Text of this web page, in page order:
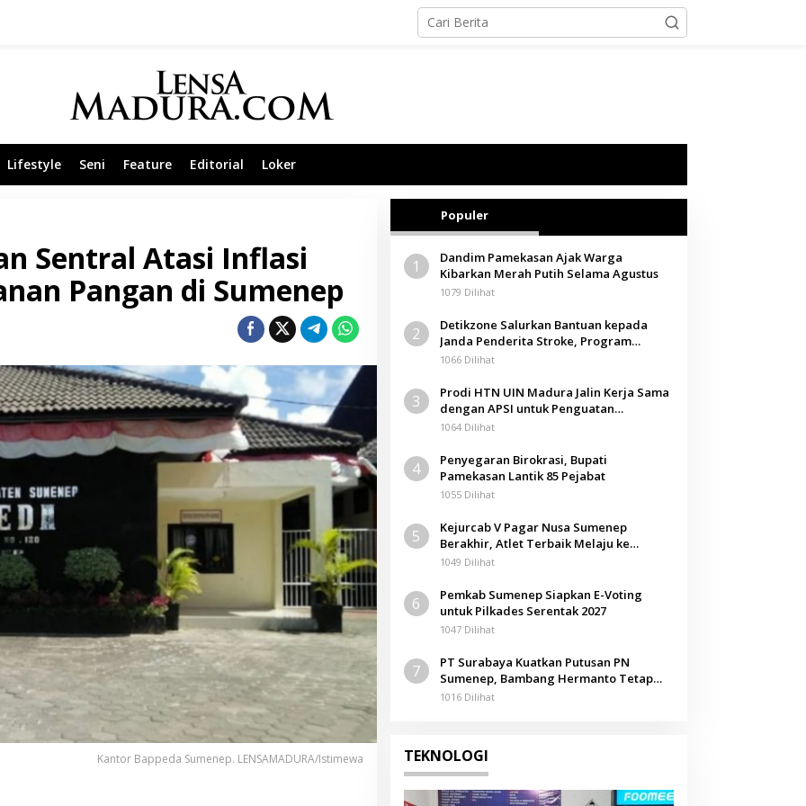
Lifestyle Seni Feature Editorial Loker
Sentral Atasi Inflasi
Pangan di Sumenep
Kantor Bappeda Sumenep. LENSAMADURA/Istimewa
Populer
1
Dandim Pamekasan Ajak Warga
Kibarkan Merah Putih Selama Agustus
1079 Dilihat
2
Detikzone Salurkan Bantuan kepada
Janda Penderita Stroke, Program
Berbagi Masuki Hari ke-61
1066 Dilihat
3
Prodi HTN UIN Madura Jalin Kerja Sama
dengan APSI untuk Penguatan
Kompetensi Mahasiswa
1064 Dilihat
4
Penyegaran Birokrasi, Bupati
Pamekasan Lantik 85 Pejabat
1055 Dilihat
5
Kejurcab V Pagar Nusa Sumenep
Berakhir, Atlet Terbaik Melaju ke
Kejurwil Jatim
1049 Dilihat
6
Pemkab Sumenep Siapkan E-Voting
untuk Pilkades Serentak 2027
1047 Dilihat
7
PT Surabaya Kuatkan Putusan PN
Sumenep, Bambang Hermanto Tetap
Dinyatakan Pemilik Sah Tanah di
1016 Dilihat
TEKNOLOGI